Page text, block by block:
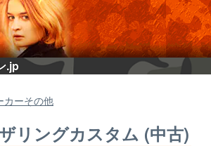
.jp
カーその他
リングカスタム (中古)